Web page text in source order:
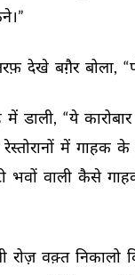
देखे बग़ैर बोला,
में डाली, “ये कारोबार
रेस्तोरानों में गाहक के
भवों वाली कैसे
रोज़ वक़्त निकालो